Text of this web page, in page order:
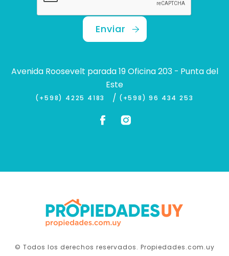
Enviar
Avenida Roosevelt parada 19 Oficina 203 - Punta del
Este
(+598) 4225 4183 / (+598) 96 434 253
© Todos los derechos reservados. Propiedades.com.uy